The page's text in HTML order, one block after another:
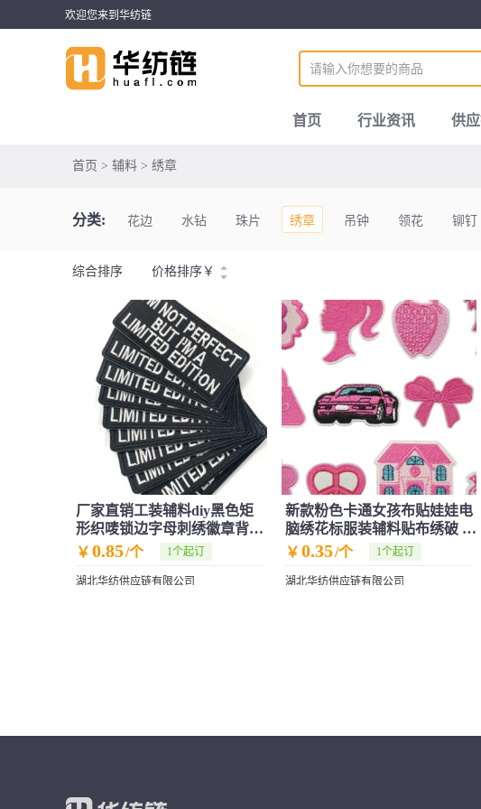
欢迎您来到华纺链
首页 行业资讯 供
首页 > 辅料 > 绣章
分类: 花边 水钻 珠片 绣章 吊钟 领花 铆钉
综合排序 价格排序 ￥
厂家直销工装辅料diy黑色矩
形织唛锁边字母刺绣徽章背胶
熨烫布贴
￥ 0.85/个 1个起订
湖北华纺供应链有限公司
新款粉色卡通女孩布贴娃娃电
脑绣花标服装辅料贴布绣破 洞
补丁批发
￥ 0.35/个 1个起订
湖北华纺供应链有限公司